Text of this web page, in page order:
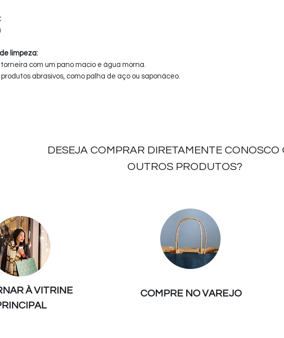
limpeza:
torneira com um pano macio e água morna.
produtos abrasivos, como palha de aço ou saponáceo.
DESEJA COMPRAR DIRETAMENTE CONOSCO
OUTROS PRODUTOS?
À VITRINE
COMPRE NO VAREJO